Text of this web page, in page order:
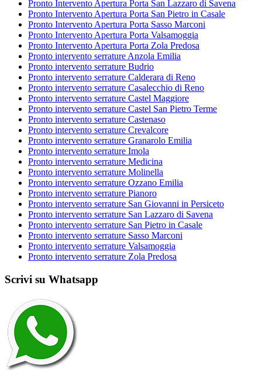
Pronto Intervento Apertura Porta San Lazzaro di Savena
Pronto Intervento Apertura Porta San Pietro in Casale
Pronto Intervento Apertura Porta Sasso Marconi
Pronto Intervento Apertura Porta Valsamoggia
Pronto Intervento Apertura Porta Zola Predosa
Pronto intervento serrature Anzola Emilia
Pronto intervento serrature Budrio
Pronto intervento serrature Calderara di Reno
Pronto intervento serrature Casalecchio di Reno
Pronto intervento serrature Castel Maggiore
Pronto intervento serrature Castel San Pietro Terme
Pronto intervento serrature Castenaso
Pronto intervento serrature Crevalcore
Pronto intervento serrature Granarolo Emilia
Pronto intervento serrature Imola
Pronto intervento serrature Medicina
Pronto intervento serrature Molinella
Pronto intervento serrature Ozzano Emilia
Pronto intervento serrature Pianoro
Pronto intervento serrature San Giovanni in Persiceto
Pronto intervento serrature San Lazzaro di Savena
Pronto intervento serrature San Pietro in Casale
Pronto intervento serrature Sasso Marconi
Pronto intervento serrature Valsamoggia
Pronto intervento serrature Zola Predosa
Scrivi su Whatsapp